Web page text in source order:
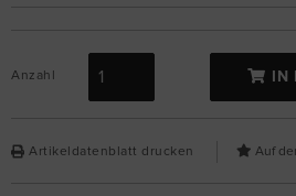
Anzahl
Artikeldatenblatt drucken